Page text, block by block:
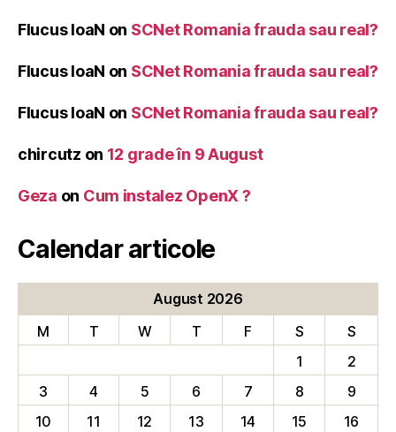
Flucus IoaN on SCNet Romania frauda sau real?
Flucus IoaN on SCNet Romania frauda sau real?
Flucus IoaN on SCNet Romania frauda sau real?
chircutz on 12 grade în 9 August
Geza on Cum instalez OpenX ?
Calendar articole
August 2026
M
T W T F S
S
1
2
3
4 5 6 7 8
9
10
11 12 13 14 15 16